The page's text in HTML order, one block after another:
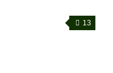
13